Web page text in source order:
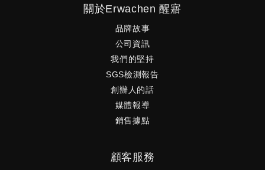
關於Erwachen 醒寤
品牌故事
公司資訊
我們的堅持
SGS檢測報告
創辦人的話
媒體報導
銷售據點
顧客服務